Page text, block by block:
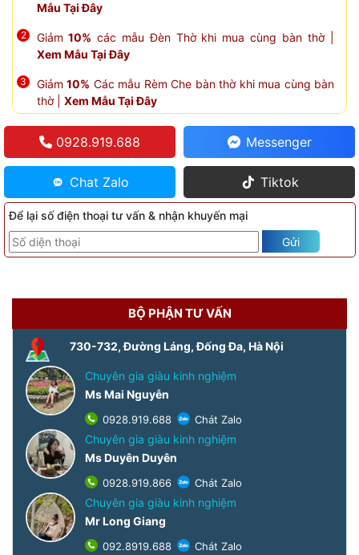
Mẫu Tại Đây
Giảm 10% các mẫu Đèn Thờ khi mua cùng bàn thờ |
Xem Mẫu Tại Đây
Giảm10% Các mẫu Rèm Che bàn thờ khi mua cùng bàn
thờ | Xem Mẫu Tại Đây
0928.919.688 Messenger
Chat Zalo Tiktok
Để lại số điện thoại tư vấn & nhận khuyến mại
Gửi
BỘ PHẬN TƯ VẤN
730-732, Đường Láng, Đống Đa, Hà Nội
Chuyên gia giàu kinh nghiệm
Ms Mai Nguyễn
0928.919.688 Chát Zalo
Chuyên gia giàu kinh nghiệm
Ms Duyên Duyên
0928.919.866 Chát Zalo
Chuyên gia giàu kinh nghiệm
Mr Long Giang
092.8919.688 Chát Zalo